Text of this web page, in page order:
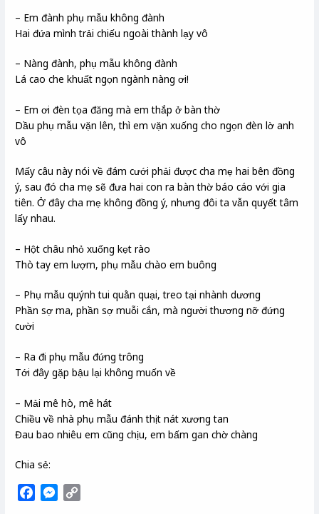
– Em đành phụ mẫu không đành
Hai đứa mình trải chiếu ngoài thành lạy vô
– Nàng đành, phụ mẫu không đành
Lá cao che khuất ngọn ngành nàng ơi!
– Em ơi đèn tọa đăng mà em thắp ở bàn thờ
Dầu phụ mẫu vặn lên, thì em vặn xuống cho ngọn đèn lờ anh
vô
Mấy câu này nói về đám cưới phải được cha mẹ hai bên đồng
ý, sau đó cha mẹ sẽ đưa hai con ra bàn thờ báo cáo với gia
tiên. Ở đây cha mẹ không đồng ý, nhưng đôi ta vẫn quyết tâm
lấy nhau.
– Hột châu nhỏ xuống kẹt rào
Thò tay em lượm, phụ mẫu chào em buông
– Phụ mẫu quýnh tui quằn quại, treo tại nhành dương
Phần sợ ma, phần sợ muỗi cắn, mà người thương nỡ đứng
cười
– Ra đi phụ mẫu đứng trông
Tới đây gặp bậu lại không muốn về
– Mải mê hò, mê hát
Chiều về nhà phụ mẫu đánh thịt nát xương tan
Đau bao nhiêu em cũng chịu, em bấm gan chờ chàng
Chia sẻ:
M